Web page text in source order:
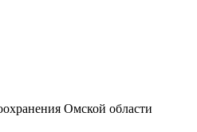
Омской области